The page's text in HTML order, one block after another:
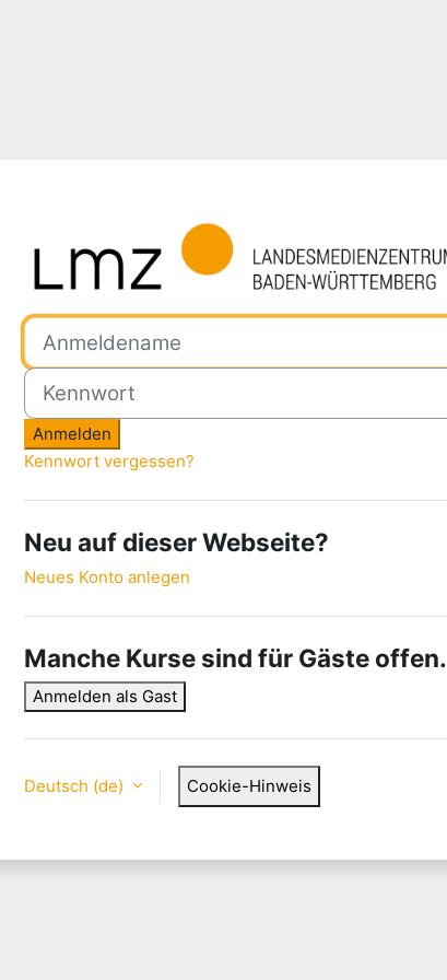
Anmelden bei 'LMZ BW'
Anmeldename
Kennwort
Anmelden
Kennwort vergessen?
Neu auf dieser Webseite?
Neues Konto anlegen
Manche Kurse sind für Gäste offen.
Anmelden als Gast
Deutsch ‎(de)‎ Cookie-Hinweis